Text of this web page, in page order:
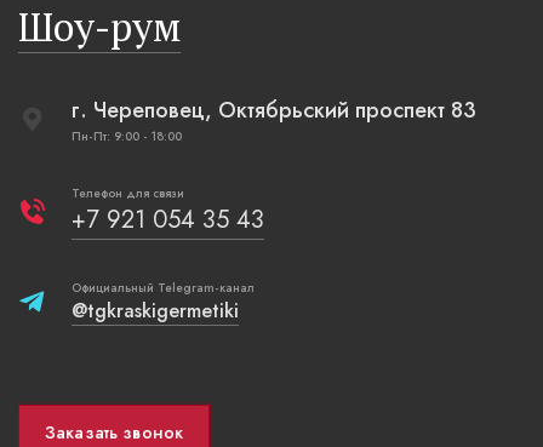
Шоу-рум
г. Череповец, Октябрьский проспект 83
Пн-Пт: 9:00 - 18:00
Телефон для связи
+7 921 054 35 43
Официальный Telegram-канал
@tgkraskigermetiki
Заказать звонок